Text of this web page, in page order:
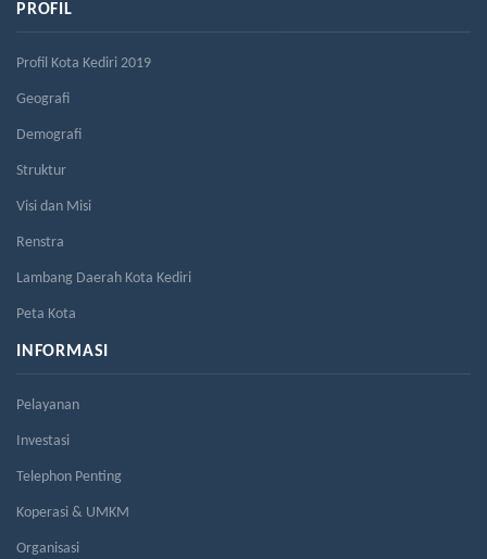
PROFIL
Profil Kota Kediri 2019
Geografi
Demografi
Struktur
Visi dan Misi
Renstra
Lambang Daerah Kota Kediri
Peta Kota
INFORMASI
Pelayanan
Investasi
Telephon Penting
Koperasi & UMKM
Organisasi